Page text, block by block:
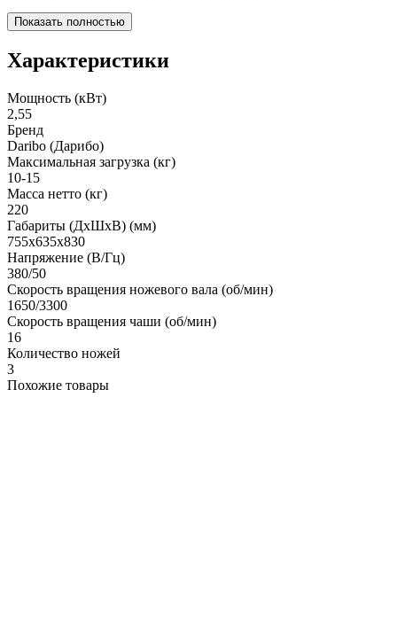
Показать полностью
Характеристики
Мощность (кВт)
2,55
Бренд
Daribo (Дарибо)
Максимальная загрузка (кг)
10-15
Масса нетто (кг)
220
Габариты (ДхШхВ) (мм)
755х635х830
Напряжение (В/Гц)
380/50
Скорость вращения ножевого вала (об/мин)
1650/3300
Скорость вращения чаши (об/мин)
16
Количество ножей
3
Похожие товары